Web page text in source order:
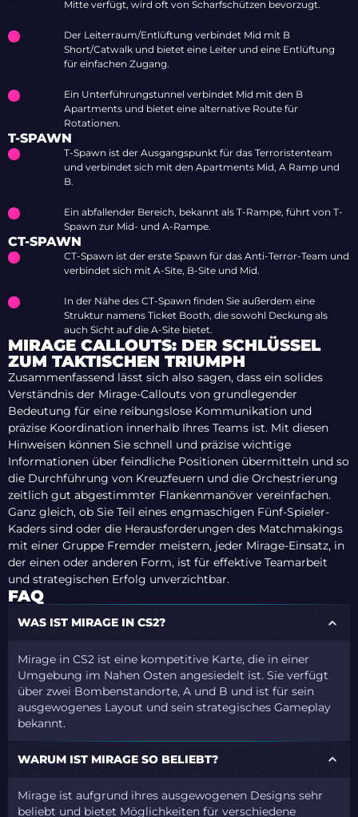
Mitte verfügt, wird oft von Scharfschützen bevorzugt.
Der Leiterraum/Entlüftung verbindet Mid mit B
Short/Catwalk und bietet eine Leiter und eine Entlüftung
für einfachen Zugang.
Ein Unterführungstunnel verbindet Mid mit den B
Apartments und bietet eine alternative Route für
Rotationen.
T-SPAWN
T-Spawn ist der Ausgangspunkt für das Terroristenteam
und verbindet sich mit den Apartments Mid, A Ramp und
B.
Ein abfallender Bereich, bekannt als T-Rampe, führt von T-
Spawn zur Mid- und A-Rampe.
CT-SPAWN
CT-Spawn ist der erste Spawn für das Anti-Terror-Team und
verbindet sich mit A-Site, B-Site und Mid.
In der Nähe des CT-Spawn finden Sie außerdem eine
Struktur namens Ticket Booth, die sowohl Deckung als
auch Sicht auf die A-Site bietet.
MIRAGE CALLOUTS: DER SCHLÜSSEL
ZUM TAKTISCHEN TRIUMPH
Zusammenfassend lässt sich also sagen, dass ein solides
Verständnis der Mirage-Callouts von grundlegender
Bedeutung für eine reibungslose Kommunikation und
präzise Koordination innerhalb Ihres Teams ist. Mit diesen
Hinweisen können Sie schnell und präzise wichtige
Informationen über feindliche Positionen übermitteln und so
die Durchführung von Kreuzfeuern und die Orchestrierung
zeitlich gut abgestimmter Flankenmanöver vereinfachen.
Ganz gleich, ob Sie Teil eines engmaschigen Fünf-Spieler-
Kaders sind oder die Herausforderungen des Matchmakings
mit einer Gruppe Fremder meistern, jeder Mirage-Einsatz, in
der einen oder anderen Form, ist für effektive Teamarbeit
und strategischen Erfolg unverzichtbar.
FAQ
WAS IST MIRAGE IN CS2?
Mirage in CS2 ist eine kompetitive Karte, die in einer
Umgebung im Nahen Osten angesiedelt ist. Sie verfügt
über zwei Bombenstandorte, A und B und ist für sein
ausgewogenes Layout und sein strategisches Gameplay
bekannt.
WARUM IST MIRAGE SO BELIEBT?
Mirage ist aufgrund ihres ausgewogenen Designs sehr
beliebt und bietet Möglichkeiten für verschiedene